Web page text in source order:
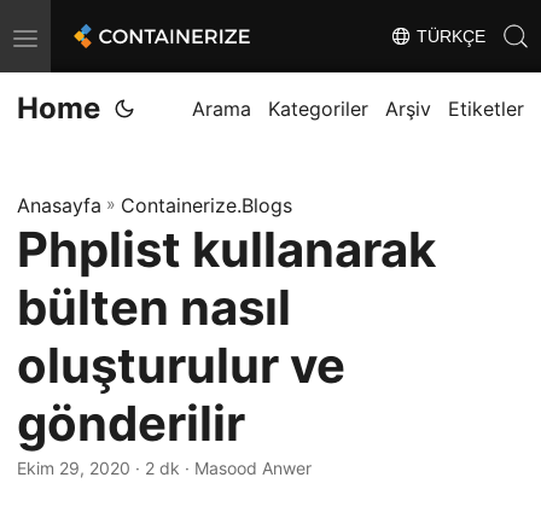
T
o
g
e
n
v
g
a
t
i
TÜRKÇE
Home Arama Kategoriler Arşiv Etiketler
Anasayfa » Containerize.Blogs
Phplist kullanarak
bülten nasıl
oluşturulur ve
gönderilir
Ekim 29, 2020 · 2 dk · Masood Anwer